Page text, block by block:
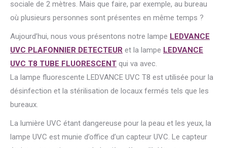
sociale de 2 mètres. Mais que faire, par exemple, au bureau
où plusieurs personnes sont présentes en même temps ?
Aujourd’hui, nous vous présentons notre lampe LEDVANCE
UVC PLAFONNIER DETECTEUR et la lampe LEDVANCE
UVC T8 TUBE FLUORESCENT qui va avec.
La lampe fluorescente LEDVANCE UVC T8 est utilisée pour la
désinfection et la stérilisation de locaux fermés tels que les
bureaux.
La lumière UVC étant dangereuse pour la peau et les yeux, la
lampe UVC est munie d’office d’un capteur UVC. Le capteur